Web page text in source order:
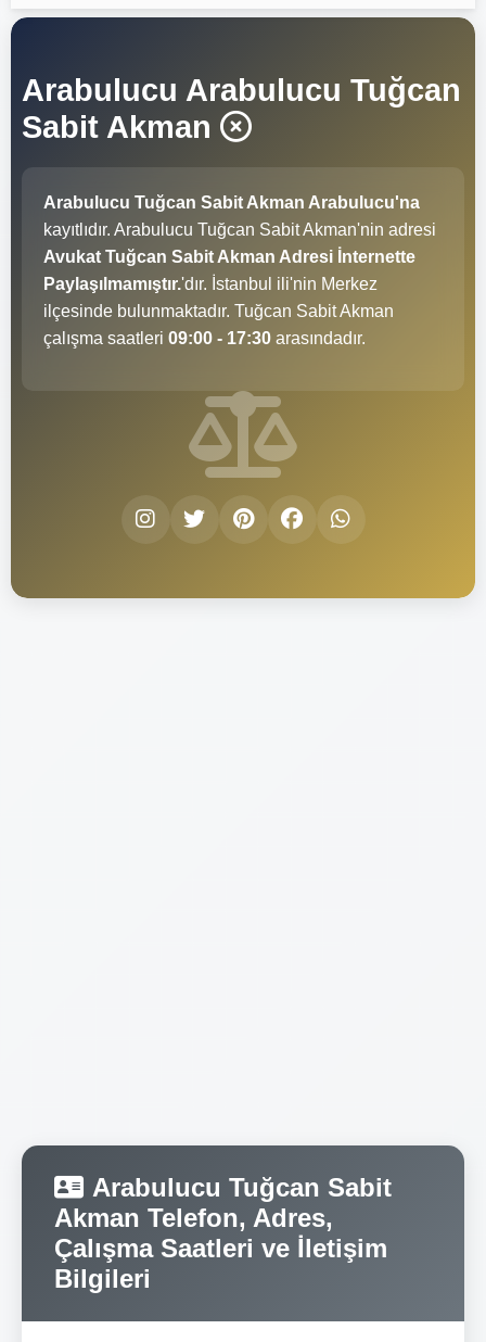
Arabulucu Arabulucu Tuğcan
Sabit Akman
Arabulucu Tuğcan Sabit Akman Arabulucu'na
kayıtlıdır. Arabulucu Tuğcan Sabit Akman'nin adresi
Avukat Tuğcan Sabit Akman Adresi İnternette
Paylaşılmamıştır.'dır. İstanbul ili'nin Merkez
ilçesinde bulunmaktadır. Tuğcan Sabit Akman
çalışma saatleri 09:00 - 17:30 arasındadır.
Arabulucu Tuğcan Sabit
Akman Telefon, Adres,
Çalışma Saatleri ve İletişim
Bilgileri